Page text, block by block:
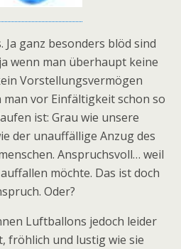
ganz besonders blöd sind
wenn man überhaupt keine
Vorstellungsvermögen
vor Einfältigkeit schon so
ist: Grau wie unsere
der unauffällige Anzug des
Anspruchsvoll… weil
möchte. Das ist doch
Oder?
Luftballons jedoch leider
fröhlich und lustig wie sie